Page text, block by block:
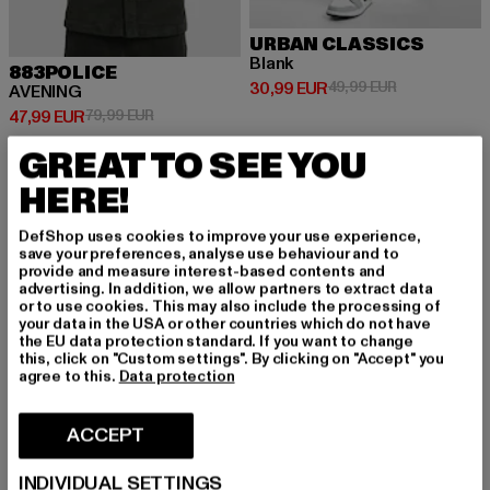
883POLICE
AVENING
47,99 EUR
Ajankohtainen hinta: 47,99 EUR
79,99 EURKampanjahinta: 79,99 EUR
URBAN CLASSICS
Blank
30,99 EUR
Ajankohtainen hinta: 30,99 EUR
49,99 EUR
GREAT TO SEE YOU
HERE!
DefShop uses cookies to improve your use experience,
save your preferences, analyse use behaviour and to
provide and measure interest-based contents and
advertising. In addition, we allow partners to extract data
or to use cookies. This may also include the processing of
your data in the USA or other countries which do not have
the EU data protection standard. If you want to change
this, click on "Custom settings". By clicking on "Accept" you
agree to this. Data protection
ACCEPT
INDIVIDUAL SETTINGS